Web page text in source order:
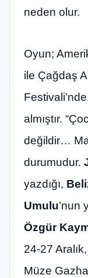
neden olur.
Oyun;
ile Çağdaş
almıştır.
değildir…
durumudur.
yazdığı,
Umulu’nun
Özgür
24-27
Müze